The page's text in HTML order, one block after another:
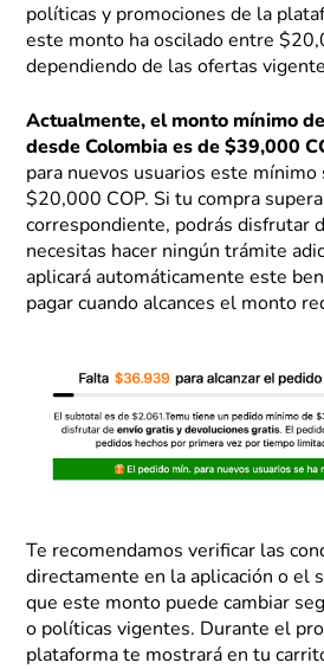
políticas y promociones de la
este monto ha oscilado entre
dependiendo de las ofertas
Actualmente, el monto mínimo
desde Colombia es de $39,000
para nuevos usuarios este mínimo
$20,000 COP. Si tu compra
correspondiente, podrás disfrutar
necesitas hacer ningún trámite
aplicará automáticamente este
pagar cuando alcances el monto
Te recomendamos verificar las
directamente en la aplicación o el
que este monto puede cambiar
o políticas vigentes. Durante el
plataforma te mostrará en tu